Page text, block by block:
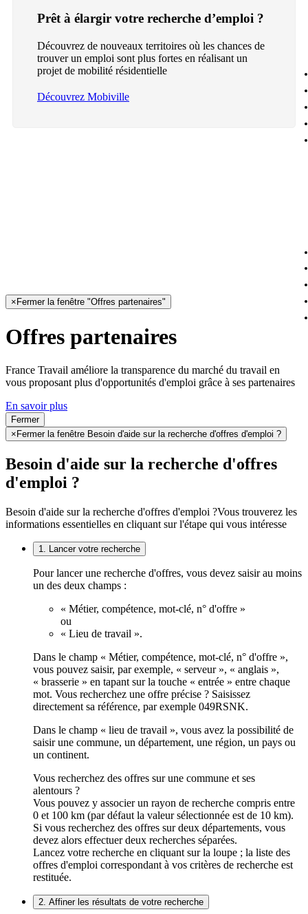
Prêt à élargir votre recherche d’emploi ?
Découvrez de nouveaux territoires où les chances de
trouver un emploi sont plus fortes en réalisant un
projet de mobilité résidentielle
Découvrez Mobiville
× Fermer la fenêtre "Offres partenaires"
Offres partenaires
France Travail améliore la transparence du marché du travail en
vous proposant plus d'opportunités d'emploi grâce à ses partenaires
En savoir plus
Fermer
× Fermer la fenêtre Besoin d'aide sur la recherche d'offres d'emploi ?
Besoin d'aide sur la recherche d'offres
d'emploi ?
Besoin d'aide sur la recherche d'offres d'emploi ?Vous trouverez les
informations essentielles en cliquant sur l'étape qui vous intéresse
1. Lancer votre recherche
Pour lancer une recherche d'offres, vous devez saisir au moins
un des deux champs :
« Métier, compétence, mot-clé, n° d'offre »
ou
« Lieu de travail ».
Dans le champ « Métier, compétence, mot-clé, n° d'offre »,
vous pouvez saisir, par exemple, « serveur », « anglais »,
« brasserie » en tapant sur la touche « entrée » entre chaque
mot. Vous recherchez une offre précise ? Saisissez
directement sa référence, par exemple 049RSNK.
Dans le champ « lieu de travail », vous avez la possibilité de
saisir une commune, un département, une région, un pays ou
un continent.
Vous recherchez des offres sur une commune et ses
alentours ?
Vous pouvez y associer un rayon de recherche compris entre
0 et 100 km (par défaut la valeur sélectionnée est de 10 km).
Si vous recherchez des offres sur deux départements, vous
devez alors effectuer deux recherches séparées.
Lancez votre recherche en cliquant sur la loupe ; la liste des
offres d'emploi correspondant à vos critères de recherche est
restituée.
2. Affiner les résultats de votre recherche